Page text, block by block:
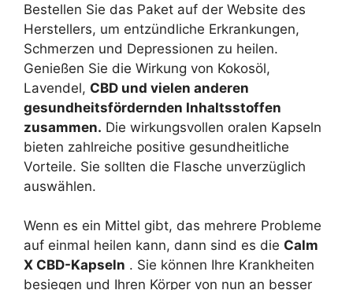
Bestellen Sie das Paket auf der Website des
Herstellers, um entzündliche Erkrankungen,
Schmerzen und Depressionen zu heilen.
Genießen Sie die Wirkung von Kokosöl,
Lavendel, CBD und vielen anderen
gesundheitsfördernden Inhaltsstoffen
zusammen. Die wirkungsvollen oralen Kapseln
bieten zahlreiche positive gesundheitliche
Vorteile. Sie sollten die Flasche unverzüglich
auswählen.
Wenn es ein Mittel gibt, das mehrere Probleme
auf einmal heilen kann, dann sind es die Calm
X CBD-Kapseln . Sie können Ihre Krankheiten
besiegen und Ihren Körper von nun an besser